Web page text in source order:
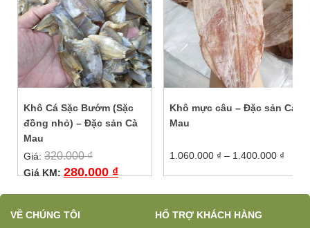
Khô Cá Sặc Bướm (Sặc
đồng nhỏ) – Đặc sản Cà
Mau
Giá: 320.000₫
Giá KM: 280.000₫
Khô mực câu – Đặc sản Cà
Mau
1.060.000 ₫ – 1.400.000 ₫
Sản
phẩm
này
có
VỀ CHÚNG TÔI
HỔ TRỢ KHÁCH HÀNG